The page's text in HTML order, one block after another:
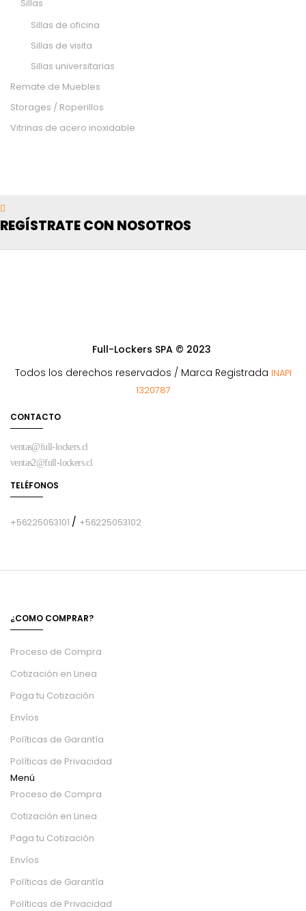
Sillas
Sillas de oficina
Sillas de visita
Sillas universitarias
Remate de Muebles
Storages / Roperillos
Vitrinas de acero inoxidable
REGÍSTRATE CON NOSOTROS
Full-Lockers SPA © 2023
Todos los derechos reservados / Marca Registrada INAPI
1320787
CONTACTO
ventas@full-lockers.cl
ventas2@full-lockers.cl
TELÉFONOS
+56225053101 / +56225053102
¿COMO COMPRAR?
Proceso de Compra
Cotización en Linea
Paga tu Cotización
Envíos
Políticas de Garantía
Políticas de Privacidad
Menú
Proceso de Compra
Cotización en Linea
Paga tu Cotización
Envíos
Políticas de Garantía
Políticas de Privacidad